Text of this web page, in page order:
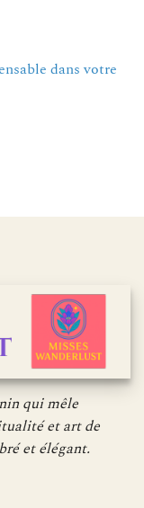
dans votre
qui mêle
et art de
et élégant.